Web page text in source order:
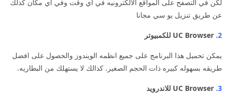
لكن في التصفح على المواقع الالكترونيه في اي وقت وفي اي مكان كذلك
عن طريق تنزيل يو سي مجانا
2. UC Browser للكمبيوتر
يمكن تحميل هذا البرنامج على جميع انظمه الويندوز والحصول على افضل
طريقه بسهوله كبيره ذات الحجم الصغير. كذالك لا يستهلك من البطاريه.
3. UC Browser للاندرويد